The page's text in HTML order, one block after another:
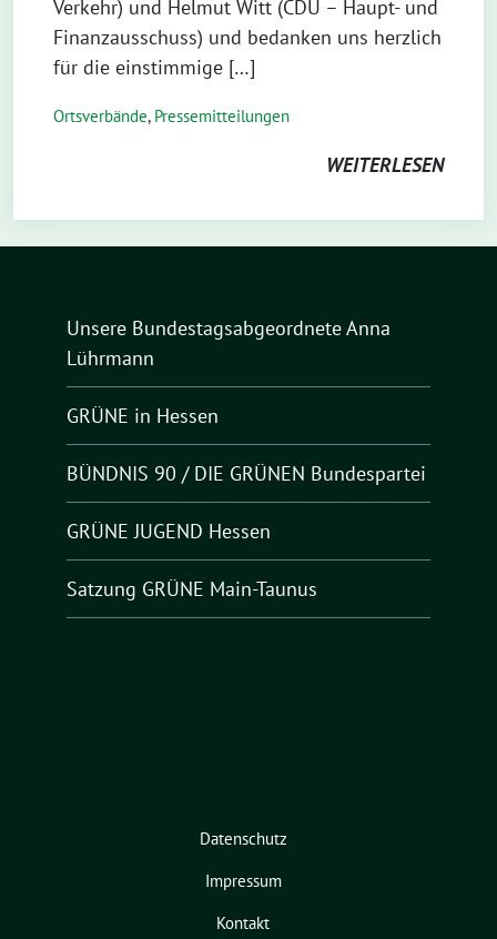
Verkehr) und Helmut Witt (CDU – Haupt- und
Finanzausschuss) und bedanken uns herzlich
für die einstimmige […]
Ortsverbände, Pressemitteilungen
WEITERLESEN
Unsere Bundestagsabgeordnete Anna
Lührmann
GRÜNE in Hessen
BÜNDNIS 90 / DIE GRÜNEN Bundespartei
GRÜNE JUGEND Hessen
Satzung GRÜNE Main-Taunus
Datenschutz
Impressum
Kontakt